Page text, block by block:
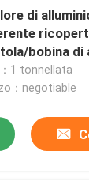
di
bobina di
mano
：1 tonnellata
：negotiable